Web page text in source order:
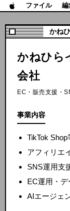
ファイル 編
かね
かねひら
会社
EC・販売支援・
事業内容
TikTok
アフィリエ
SNS運用支
EC運用・
AIエージェ